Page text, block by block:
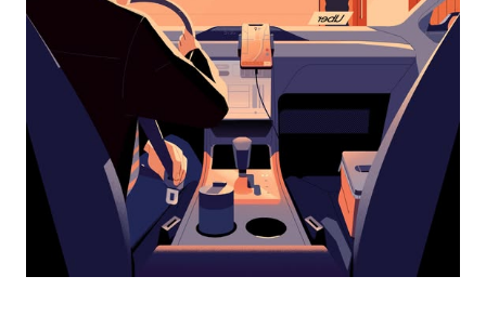
el
botón
escape
el
calendario.